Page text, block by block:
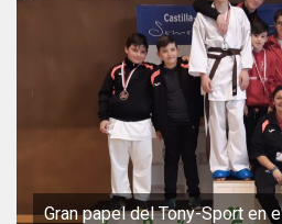
Gran papel del Tony-Sport en